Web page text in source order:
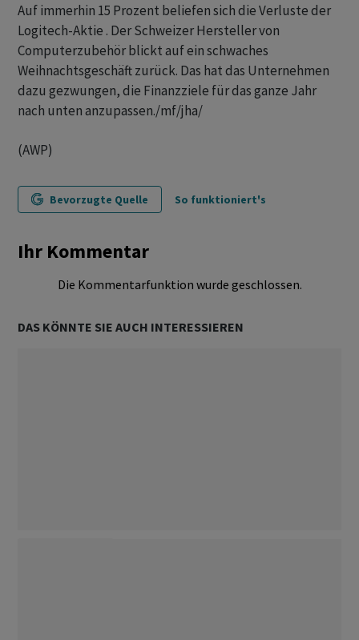
Auf immerhin 15 Prozent beliefen sich die Verluste der
Logitech-Aktie . Der Schweizer Hersteller von
Computerzubehör blickt auf ein schwaches
Weihnachtsgeschäft zurück. Das hat das Unternehmen
dazu gezwungen, die Finanzziele für das ganze Jahr
nach unten anzupassen./mf/jha/
(AWP)
Bevorzugte Quelle So funktioniert's
Ihr Kommentar
Die Kommentarfunktion wurde geschlossen.
DAS KÖNNTE SIE AUCH INTERESSIEREN